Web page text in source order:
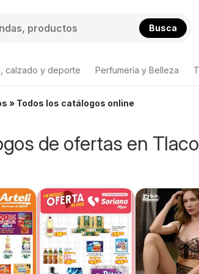
Busca
calzado y deporte Perfumería y Belleza
» Todos los catálogos online
de ofertas en